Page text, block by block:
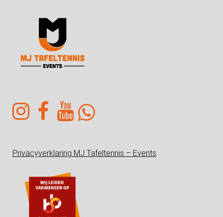
Privacyverklaring MJ Tafeltennis – Events